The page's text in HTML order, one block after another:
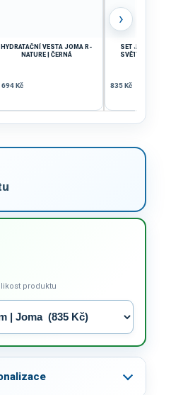
HYDRATAČNÍ VESTA JOMA R-
NATURE | ČERNÁ
694 Kč
SET JOMA
SVĚTLE
835 Kč
›
produktu